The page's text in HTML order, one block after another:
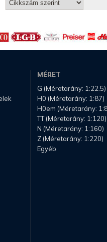
MÉRET
G (Méretarány: 1:22.5)
H0 (Méretarány: 1:87)
H0em (Méretarány:
TT (Méretarány: 1:120)
N (Méretarány: 1:160)
Z (Méretarány: 1:220)
Egyéb